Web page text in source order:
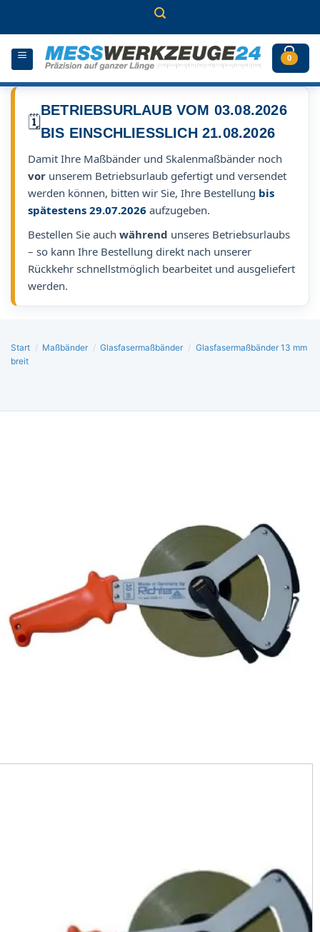
0
🗓️
BETRIEBSURLAUB VOM 03.08.2026
BIS EINSCHLIESSLICH 21.08.2026
Damit Ihre Maßbänder und Skalenmaßbänder noch
vor unserem Betriebsurlaub gefertigt und versendet
werden können, bitten wir Sie, Ihre Bestellung bis
spätestens 29.07.2026 aufzugeben.
Bestellen Sie auch während unseres Betriebsurlaubs
– so kann Ihre Bestellung direkt nach unserer
Rückkehr schnellstmöglich bearbeitet und ausgeliefert
werden.
Start / Maßbänder / Glasfasermaßbänder / Glasfasermaßbänder 13 mm
breit